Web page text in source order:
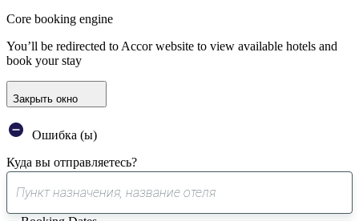
Core booking engine
You’ll be redirected to Accor website to view available hotels and
book your stay
Закрыть окно
Ошибка (ы)
Куда вы отправляетесь?
0
предложение